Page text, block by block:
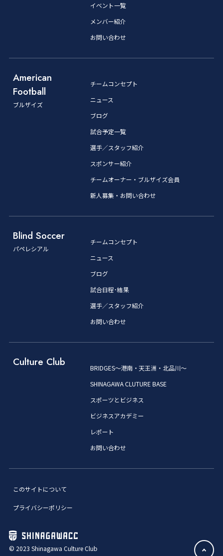
イベント一覧
メンバー紹介
お問い合わせ
American
Football
ブルザイズ
チームコンセプト
ニュース
ブログ
試合予定一覧
選手／スタッフ紹介
スポンサー紹介
チームオーナー・ブルザイズ会員
新人募集・お問い合わせ
Blind Soccer
パペレシアル
チームコンセプト
ニュース
ブログ
試合日程･結果
選手／スタッフ紹介
お問い合わせ
Culture Club
BRIDGES～港南・天王洲・北品川～
SHINAGAWA CLUTURE BASE
スポーツとビジネス
ビジネスアカデミー
レポート
お問い合わせ
このサイトについて
プライバシーポリシー
© 2023 Shinagawa Culture Club